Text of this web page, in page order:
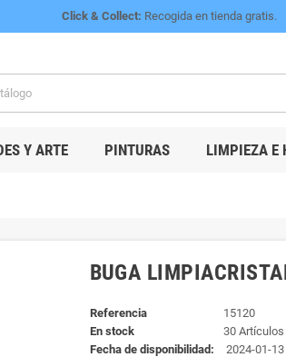
Click & Collect: Recogida en tienda gratis.
Y ARTE PINTURAS LIMPIEZA E
BUGA
Referencia
15120
En stock
30 Artículos
Fecha de disponibilidad:
2024-01-13